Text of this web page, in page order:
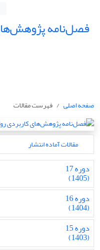
فصل‌نامه
صفحه اصلی فهرست مقالات
مقالات آماده انتشار
دوره 17
(1405)
دوره 16
(1404)
دوره 15
(1403)